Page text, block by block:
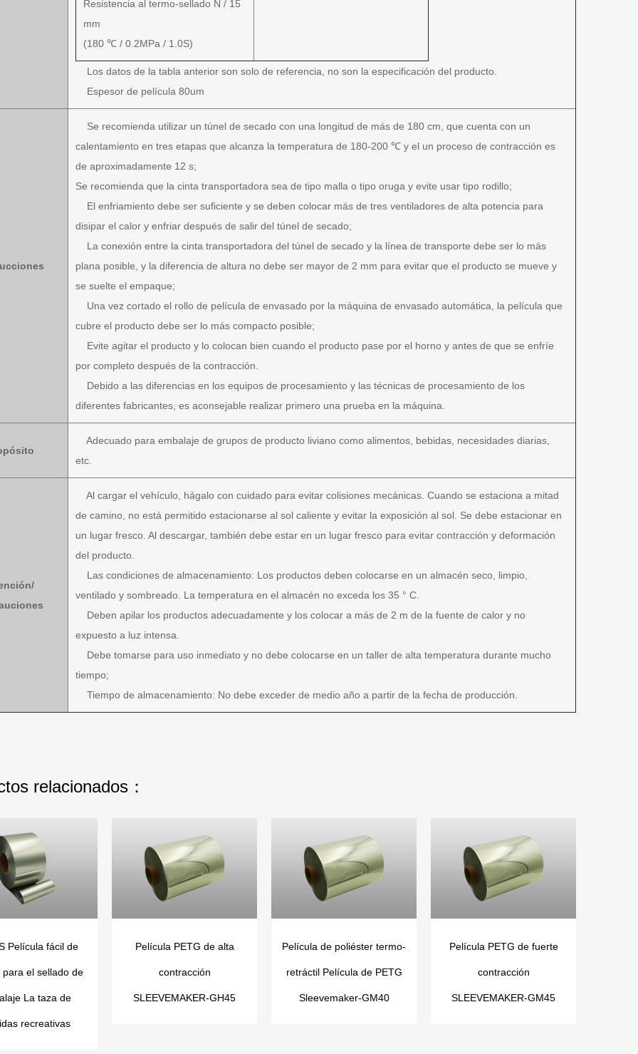
Resistencia al termo-sellado N / 15
mm
(180 ℃ / 0.2MPa / 1.0S)
Los datos de la tabla anterior son solo de referencia, no son la especificación del producto.
Espesor de película 80um
Se recomienda utilizar un túnel de secado con una longitud de más de 180 cm, que cuenta con un
calentamiento en tres etapas que alcanza la temperatura de 180-200 ℃ y el un proceso de contracción es
de aproximadamente 12 s;
Se recomienda que la cinta transportadora sea de tipo malla o tipo oruga y evite usar tipo rodillo;
El enfriamiento debe ser suficiente y se deben colocar más de tres ventiladores de alta potencia para
disipar el calor y enfriar después de salir del túnel de secado;
La conexión entre la cinta transportadora del túnel de secado y la línea de transporte debe ser lo más
plana posible, y la diferencia de altura no debe ser mayor de 2 mm para evitar que el producto se mueve y
se suelte el empaque;
Una vez cortado el rollo de película de envasado por la máquina de envasado automática, la película que
cubre el producto debe ser lo más compacto posible;
Evite agitar el producto y lo colocan bien cuando el producto pase por el horno y antes de que se enfríe
por completo después de la contracción.
Debido a las diferencias en los equipos de procesamiento y las técnicas de procesamiento de los
diferentes fabricantes, es aconsejable realizar primero una prueba en la máquina.
Adecuado para embalaje de grupos de producto liviano como alimentos, bebidas, necesidades diarias,
etc.
Al cargar el vehículo, hágalo con cuidado para evitar colisiones mecánicas. Cuando se estaciona a mitad
de camino, no está permitido estacionarse al sol caliente y evitar la exposición al sol. Se debe estacionar en
un lugar fresco. Al descargar, también debe estar en un lugar fresco para evitar contracción y deformación
del producto.
Las condiciones de almacenamiento: Los productos deben colocarse en un almacén seco, limpio,
ventilado y sombreado. La temperatura en el almacén no exceda los 35 ° C.
Deben apilar los productos adecuadamente y los colocar a más de 2 m de la fuente de calor y no
expuesto a luz intensa.
Debe tomarse para uso inmediato y no debe colocarse en un taller de alta temperatura durante mucho
tiempo;
Tiempo de almacenamiento: No debe exceder de medio año a partir de la fecha de producción.
relacionados：
Película fácil de
el sellado de
La taza de
recreativas
Película PETG de alta
contracción
SLEEVEMAKER-GH45
Película de poliéster termo-
retráctil Película de PETG
Sleevemaker-GM40
Película PETG de fuerte
contracción
SLEEVEMAKER-GM45